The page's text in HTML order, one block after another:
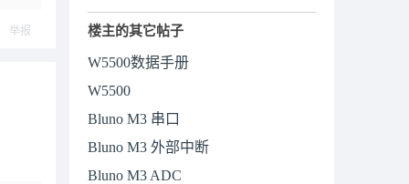
举报 楼主的其它帖子
W5500数据手册
W5500
Bluno M3 串口
Bluno M3 外部中断
Bluno M3 ADC